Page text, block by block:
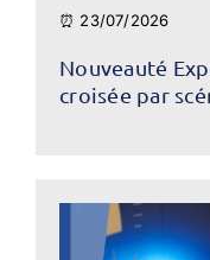
⏰ 23/07/2026
Nouveauté
croisée par